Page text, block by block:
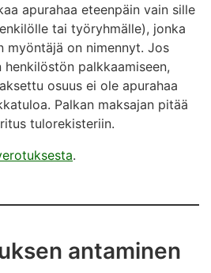
apurahaa eteenpäin vain sille
tai työryhmälle), jonka
myöntäjä on nimennyt. Jos
palkkaamiseen,
osuus ei ole apurahaa
Palkan maksajan pitää
tulorekisteriin.
.
antaminen